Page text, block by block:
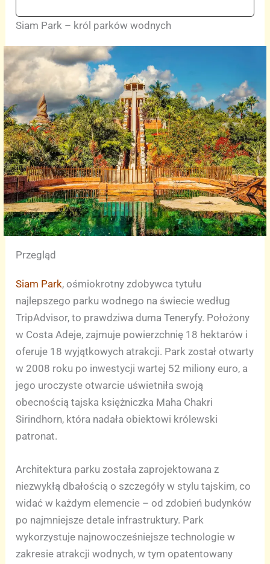
Siam Park – król parków wodnych
Przegląd
Siam Park, ośmiokrotny zdobywca tytułu
najlepszego parku wodnego na świecie według
TripAdvisor, to prawdziwa duma Teneryfy. Położony
w Costa Adeje, zajmuje powierzchnię 18 hektarów i
oferuje 18 wyjątkowych atrakcji. Park został otwarty
w 2008 roku po inwestycji wartej 52 miliony euro, a
jego uroczyste otwarcie uświetniła swoją
obecnością tajska księżniczka Maha Chakri
Sirindhorn, która nadała obiektowi królewski
patronat.
Architektura parku została zaprojektowana z
niezwykłą dbałością o szczegóły w stylu tajskim, co
widać w każdym elemencie – od zdobień budynków
po najmniejsze detale infrastruktury. Park
wykorzystuje najnowocześniejsze technologie w
zakresie atrakcji wodnych, w tym opatentowany